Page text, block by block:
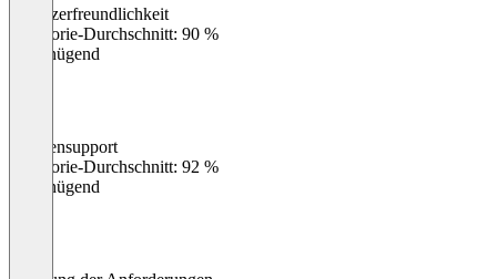
Benutzerfreundlichkeit
Kategorie-Durchschnitt: 90 %
Ungenügend
Kundensupport
Kategorie-Durchschnitt: 92 %
Ungenügend